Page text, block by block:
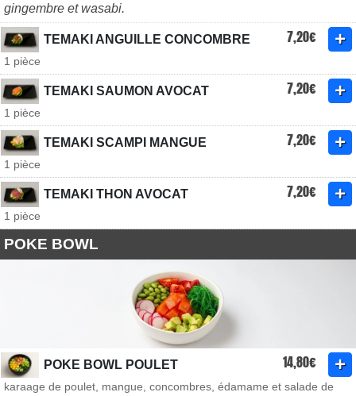
gingembre et wasabi.
TEMAKI ANGUILLE CONCOMBRE 7,20€
1 pièce
TEMAKI SAUMON AVOCAT 7,20€
1 pièce
TEMAKI SCAMPI MANGUE 7,20€
1 pièce
TEMAKI THON AVOCAT 7,20€
1 pièce
POKE BOWL
POKE BOWL POULET 14,80€
karaage de poulet, mangue, concombres, édamame et salade de